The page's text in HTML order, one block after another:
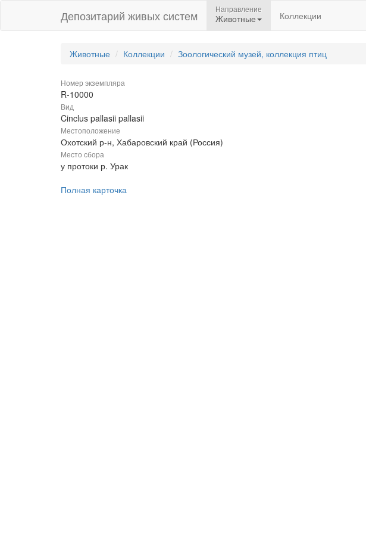
Депозитарий живых систем Направление
Животные Коллекции
Животные Коллекции Зоологический музей, коллекция птиц
Номер экземпляра
R-10000
Вид
Cinclus pallasii pallasii
Местоположение
Охотский р-н, Хабаровский край (Россия)
Место сбора
у протоки р. Урак
Полная карточка